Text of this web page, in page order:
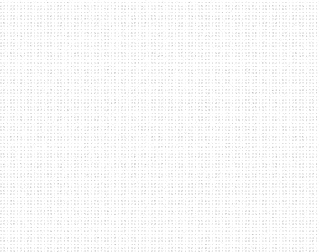
pelanggan, jangan buat
pejabat pos nih.." dan aku terus
berlawan dengan orang yang
perkhidmatan, barangkali.
Bagi aku, pelanggan akan menggunakan
ada. Kalau bangunan besar,
boleh nak selesakan pelanggan,
cerita. Taklah pelanggan pening
mungkin bagi sesetengah pihak, perkara